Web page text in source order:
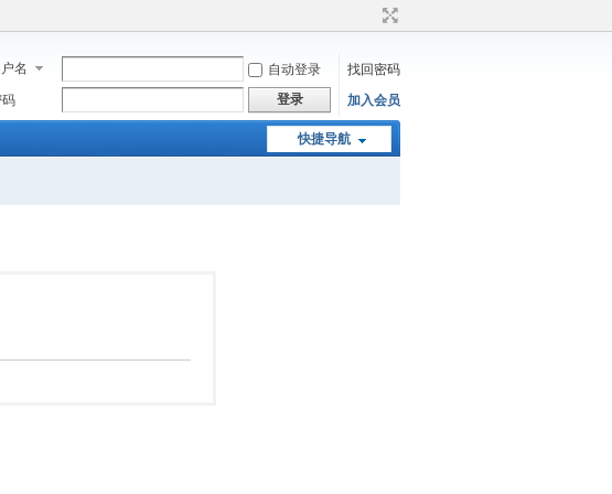
名 自动登录
找回密码
登录 加入会员
快捷导航